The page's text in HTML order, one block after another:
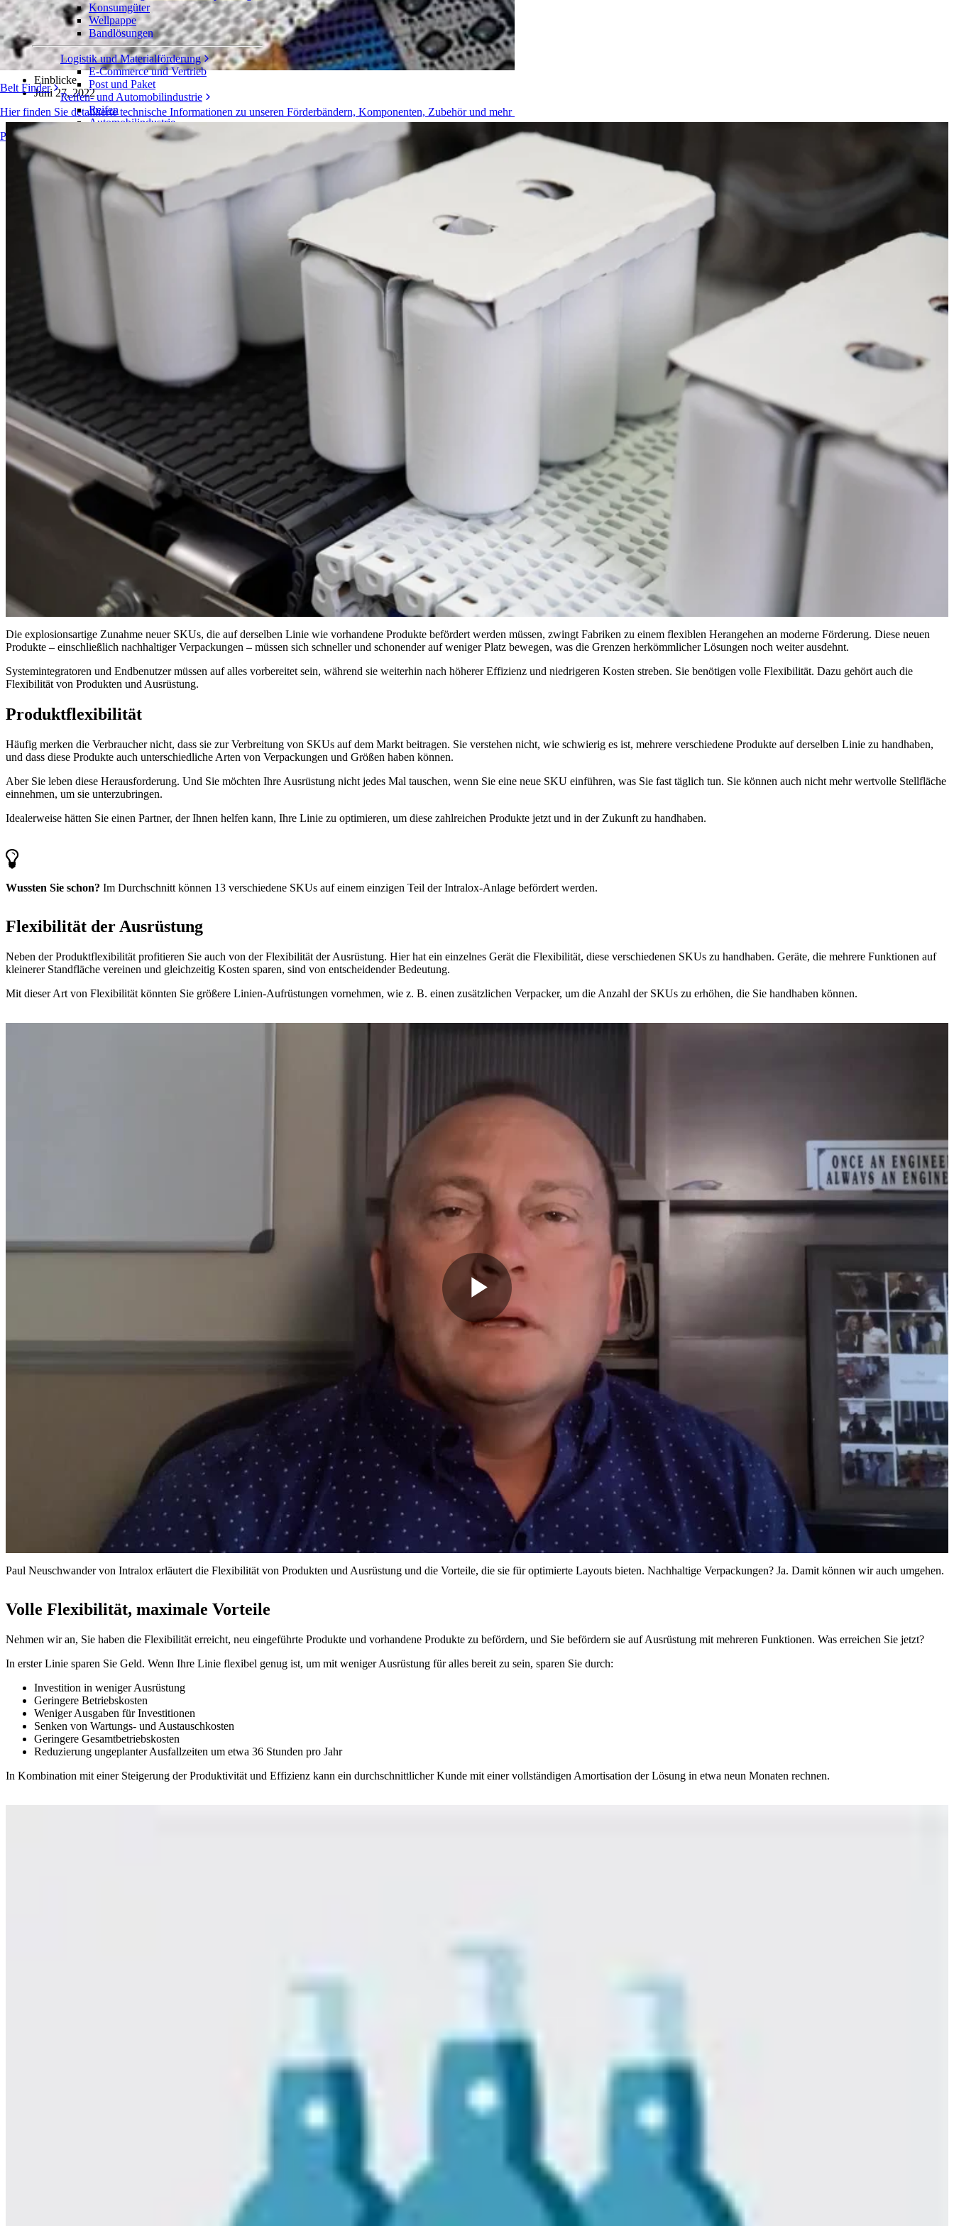
Belt Finder
Hier finden Sie detaillierte technische Informationen zu unseren Förderbändern, Komponenten, Zubehör und mehr
Produktübersicht
Konsumgüter
Wellpappe
Bandlösungen
Logistik und Materialförderung
E-Commerce und Vertrieb
Post und Paket
Reifen- und Automobilindustrie
Reifen
Automobilindustrie
EV-Batterien
Branchenübersicht
Die Zukunft ist flexibel
Ermöglichen flexibler Lösungen für eine nachhaltige Verpackungsbeförderung
Einblicke
Juni 27, 2022
Die explosionsartige Zunahme neuer SKUs, die auf derselben Linie wie vorhandene Produkte befördert werden müssen, zwingt Fabriken zu einem flexiblen Herangehen an moderne Förderung. Diese neuen
Produkte – einschließlich nachhaltiger Verpackungen – müssen sich schneller und schonender auf weniger Platz bewegen, was die Grenzen herkömmlicher Lösungen noch weiter ausdehnt.
Systemintegratoren und Endbenutzer müssen auf alles vorbereitet sein, während sie weiterhin nach höherer Effizienz und niedrigeren Kosten streben. Sie benötigen volle Flexibilität. Dazu gehört auch die
Flexibilität von Produkten und Ausrüstung.
Produktflexibilität
Häufig merken die Verbraucher nicht, dass sie zur Verbreitung von SKUs auf dem Markt beitragen. Sie verstehen nicht, wie schwierig es ist, mehrere verschiedene Produkte auf derselben Linie zu handhaben,
und dass diese Produkte auch unterschiedliche Arten von Verpackungen und Größen haben können.
Aber Sie leben diese Herausforderung. Und Sie möchten Ihre Ausrüstung nicht jedes Mal tauschen, wenn Sie eine neue SKU einführen, was Sie fast täglich tun. Sie können auch nicht mehr wertvolle Stellfläche
einnehmen, um sie unterzubringen.
Idealerweise hätten Sie einen Partner, der Ihnen helfen kann, Ihre Linie zu optimieren, um diese zahlreichen Produkte jetzt und in der Zukunft zu handhaben.
Wussten Sie schon? Im Durchschnitt können 13 verschiedene SKUs auf einem einzigen Teil der Intralox-Anlage befördert werden.
Flexibilität der Ausrüstung
Neben der Produktflexibilität profitieren Sie auch von der Flexibilität der Ausrüstung. Hier hat ein einzelnes Gerät die Flexibilität, diese verschiedenen SKUs zu handhaben. Geräte, die mehrere Funktionen auf
kleinerer Standfläche vereinen und gleichzeitig Kosten sparen, sind von entscheidender Bedeutung.
Mit dieser Art von Flexibilität könnten Sie größere Linien-Aufrüstungen vornehmen, wie z. B. einen zusätzlichen Verpacker, um die Anzahl der SKUs zu erhöhen, die Sie handhaben können.
Play
Video
Paul Neuschwander von Intralox erläutert die Flexibilität von Produkten und Ausrüstung und die Vorteile, die sie für optimierte Layouts bieten. Nachhaltige Verpackungen? Ja. Damit können wir auch umgehen.
Volle Flexibilität, maximale Vorteile
Nehmen wir an, Sie haben die Flexibilität erreicht, neu eingeführte Produkte und vorhandene Produkte zu befördern, und Sie befördern sie auf Ausrüstung mit mehreren Funktionen. Was erreichen Sie jetzt?
In erster Linie sparen Sie Geld. Wenn Ihre Linie flexibel genug ist, um mit weniger Ausrüstung für alles bereit zu sein, sparen Sie durch:
Investition in weniger Ausrüstung
Geringere Betriebskosten
Weniger Ausgaben für Investitionen
Senken von Wartungs- und Austauschkosten
Geringere Gesamtbetriebskosten
Reduzierung ungeplanter Ausfallzeiten um etwa 36 Stunden pro Jahr
In Kombination mit einer Steigerung der Produktivität und Effizienz kann ein durchschnittlicher Kunde mit einer vollständigen Amortisation der Lösung in etwa neun Monaten rechnen.